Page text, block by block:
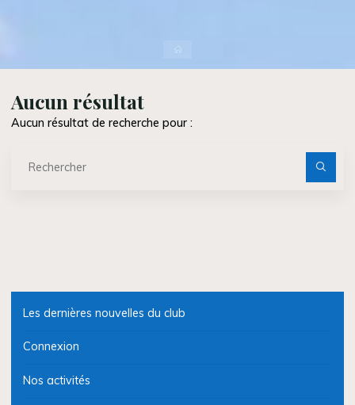
Aucun résultat
Aucun résultat de recherche pour :
Les dernières nouvelles du club
Connexion
Nos activités